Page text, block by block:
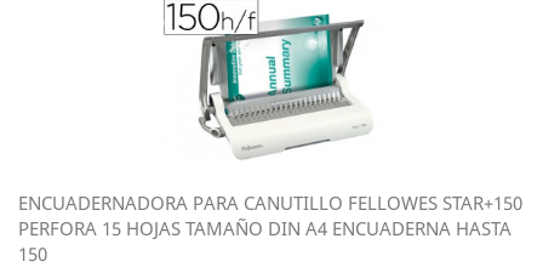
ENCUADERNADORA PARA CANUTILLO FELLOWES STAR+150
PERFORA 15 HOJAS TAMAÑO DIN A4 ENCUADERNA HASTA
150